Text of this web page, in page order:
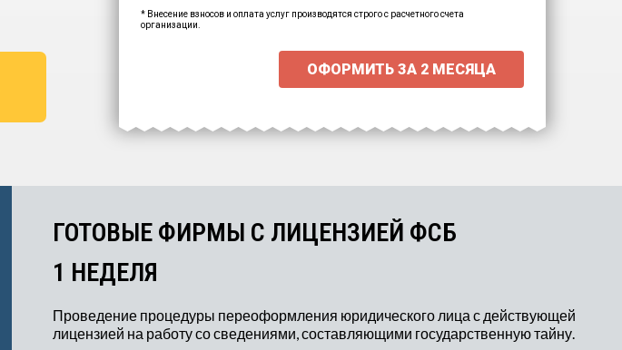
Ваша персональна скидка
* Внесение взносов и оплата услуг производятся строго с расчетного счета
организации.
ОФОРМИТЬ ЗА 2 МЕСЯЦА
ГОТОВЫЕ ФИРМЫ С ЛИЦЕНЗИЕЙ ФСБ
1 НЕДЕЛЯ
Проведение процедуры переоформления юридического лица с действующей
лицензией на работу со сведениями, составляющими государственную тайну.